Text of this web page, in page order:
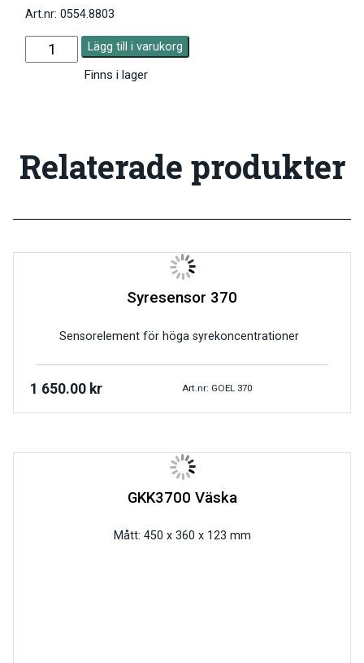
Art.nr: 0554.8803
Lägg till i varukorg
Finns i lager
Relaterade produkter
Syresensor 370
Sensorelement för höga syrekoncentrationer
1 650.00 kr Art.nr: GOEL 370
GKK3700 Väska
Mått: 450 x 360 x 123 mm